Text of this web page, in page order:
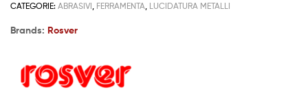
CATEGORIE: ABRASIVI, FERRAMENTA, LUCIDATURA METALLI
Brands: Rosver